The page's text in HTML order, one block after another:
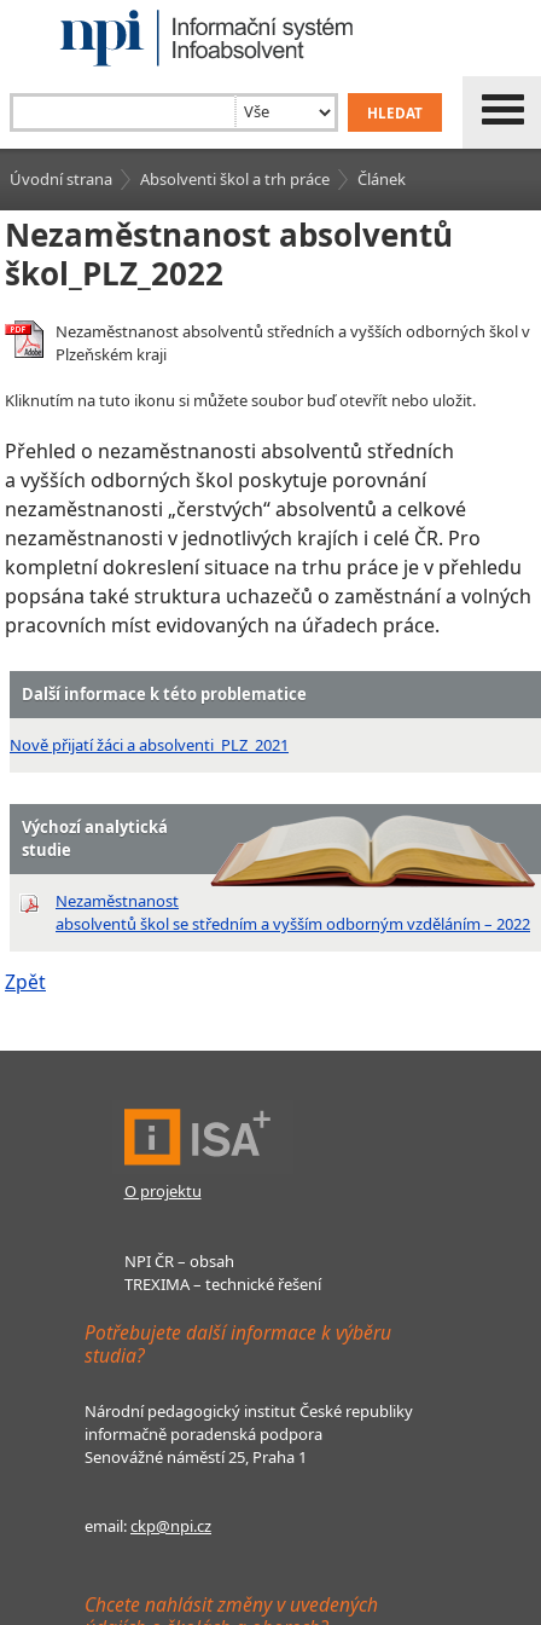
Úvodní strana Absolventi škol a trh práce Článek
Nezaměstnanost absolventů
škol_PLZ_2022
Nezaměstnanost absolventů středních a vyšších odborných škol v
Plzeňském kraji
Kliknutím na tuto ikonu si můžete soubor buď otevřít nebo uložit.
Přehled o nezaměstnanosti absolventů středních
a vyšších odborných škol poskytuje porovnání
nezaměstnanosti „čerstvých“ absolventů a celkové
nezaměstnanosti v jednotlivých krajích i celé ČR. Pro
kompletní dokreslení situace na trhu práce je v přehledu
popsána také struktura uchazečů o zaměstnání a volných
pracovních míst evidovaných na úřadech práce.
Další informace k této problematice
Nově přijatí žáci a absolventi_PLZ_2021
Výchozí analytická
studie
Nezaměstnanost
absolventů škol se středním a vyšším odborným vzděláním – 2022
Zpět
O projektu
NPI ČR – obsah
TREXIMA – technické řešení
Potřebujete další informace k výběru
studia?
Národní pedagogický institut České republiky
informačně poradenská podpora
Senovážné náměstí 25, Praha 1
email:ckp@npi.cz
Chcete nahlásit změny v uvedených